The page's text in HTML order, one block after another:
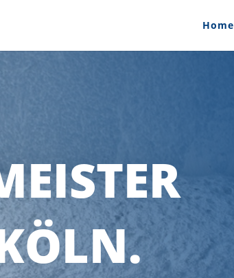
Home